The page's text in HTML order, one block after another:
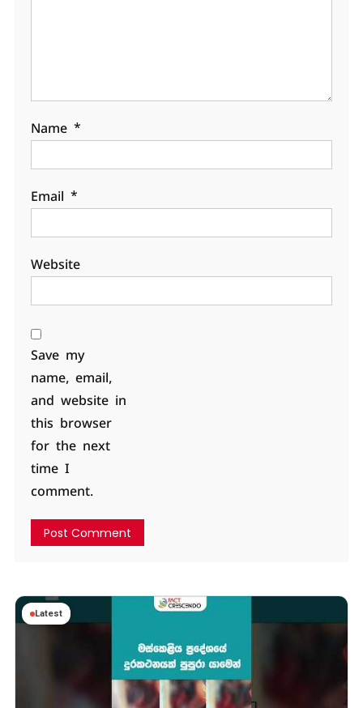
Name *
Email *
Website
Save my
name, email,
and website in
this browser
for the next
time I
comment.
Latest